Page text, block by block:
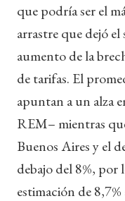
que podría ser el
arrastre que dejó
aumento de la
de tarifas. El
apuntan a un alza
REM– mientras
Buenos Aires y el
debajo del 8%, por
estimación de